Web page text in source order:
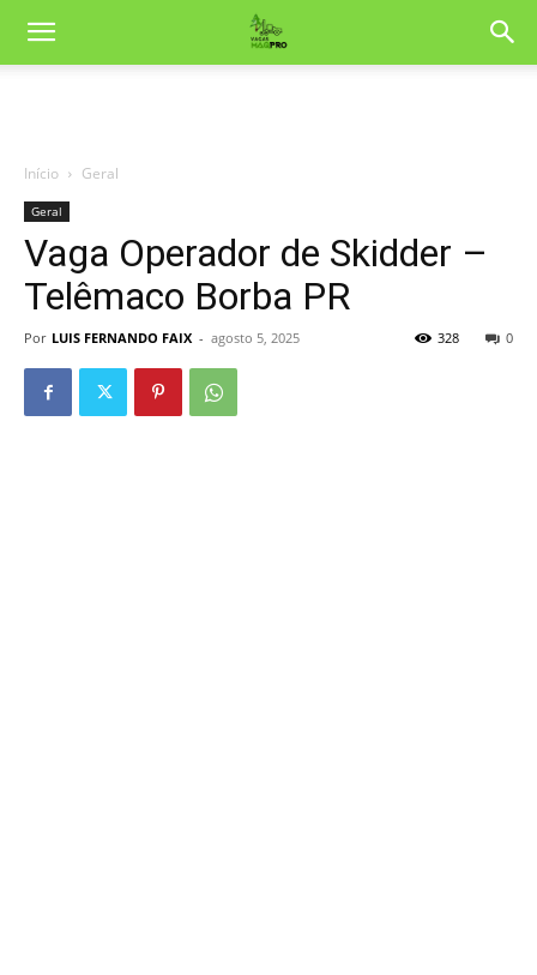
Início Geral
Geral
Vaga Operador de Skidder –
Telêmaco Borba PR
Por LUIS FERNANDO FAIX - agosto 5, 2025 0
328